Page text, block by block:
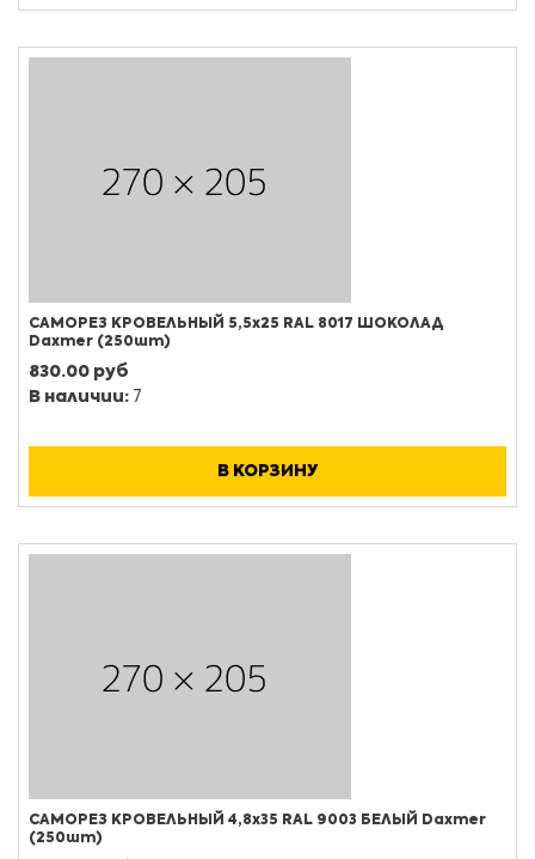
САМОРЕЗ КРОВЕЛЬНЫЙ 5,5х25 RAL 8017 ШОКОЛАД
Daxmer (250шт)
830.00 руб
В наличии: 7
В КОРЗИНУ
САМОРЕЗ КРОВЕЛЬНЫЙ 4,8х35 RAL 9003 БЕЛЫЙ Daxmer
(250шт)